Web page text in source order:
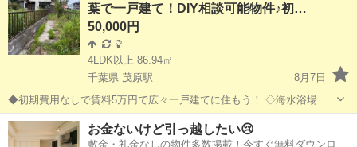
葉で一戸建て！DIY相談可能物件♪初…
50,000円
4LDK以上 86.94㎡
千葉県 茂原駅
8月7日
◆初期費用なしで賃料5万円で広々一戸建てに住もう！ ◇海水浴場至
近！ゴルフ場も至近！ ◆室内リフォーム済み！ ◇月内の契約で賃料2
ヶ月無料！ ◇初期費用完全無料◇ 仲介手数料 ：0円 敷
千葉 長生郡 茂原駅 一戸建て 初期
お金ないけど引っ越したい😢
敷金・礼金なしの物件多数掲載！今すぐ無料ダウンロー